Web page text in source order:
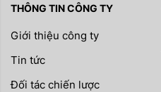
THÔNG TIN CÔNG TY
Giới thiệu công ty
Tin tức
Đối tác chiến lược